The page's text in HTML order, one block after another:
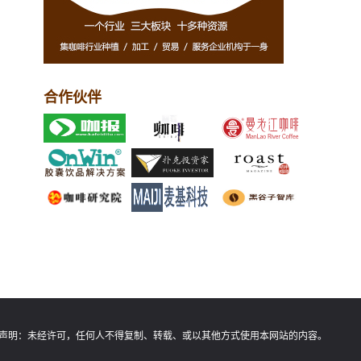
合作伙伴
明： 未经许可，任何人不得复制、转载、或以其他方式使用本网站的内容。